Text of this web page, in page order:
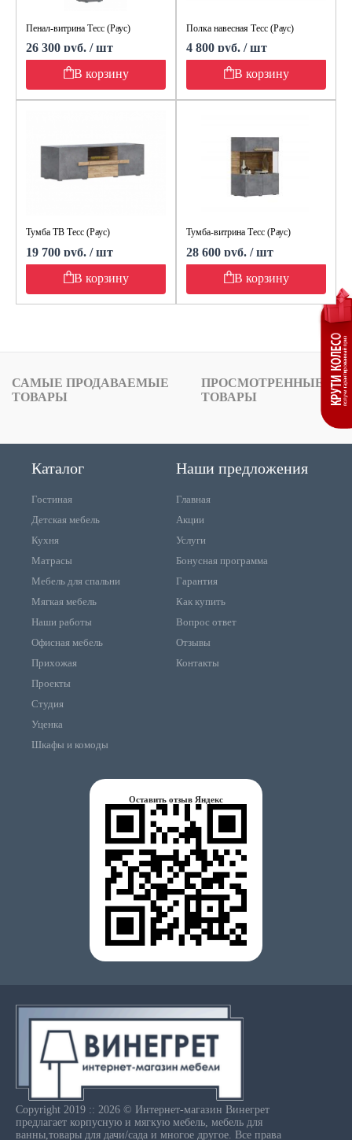
Пенал-витрина Тесс (Раус)
26 300 руб. / шт
В корзину
Полка навесная Тесс (Раус)
4 800 руб. / шт
В корзину
Тумба ТВ Тесс (Раус)
19 700 руб. / шт
В корзину
Тумба-витрина Тесс (Раус)
28 600 руб. / шт
В корзину
САМЫЕ ПРОДАВАЕМЫЕ
ТОВАРЫ
ПРОСМОТРЕННЫЕ
ТОВАРЫ
Каталог
Гостиная
Детская мебель
Кухня
Матрасы
Мебель для спальни
Мягкая мебель
Наши работы
Офисная мебель
Прихожая
Проекты
Студия
Уценка
Шкафы и комоды
Наши предложения
Главная
Акции
Услуги
Бонусная программа
Гарантия
Как купить
Вопрос ответ
Отзывы
Контакты
Оставить отзыв Яндекс
Copyright 2019 :: 2026 © Интернет-магазин Винегрет
предлагает корпусную и мягкую мебель, мебель для
ванны,товары для дачи/сада и многое другое. Все права